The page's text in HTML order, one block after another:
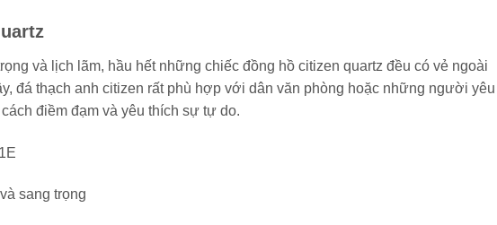
và lịch lãm, hầu hết những chiếc đồng hồ citizen quartz đều có vẻ ngoài
đá thạch anh citizen rất phù hợp với dân văn phòng hoặc những người yêu
điềm đạm và yêu thích sự tự do.
sang trọng